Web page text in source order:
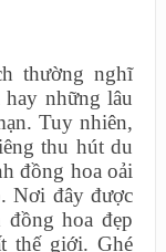
thường nghĩ
những lâu
Tuy nhiên,
thu hút du
đồng hoa oải
Nơi đây được
hoa đẹp
thế giới. Ghé